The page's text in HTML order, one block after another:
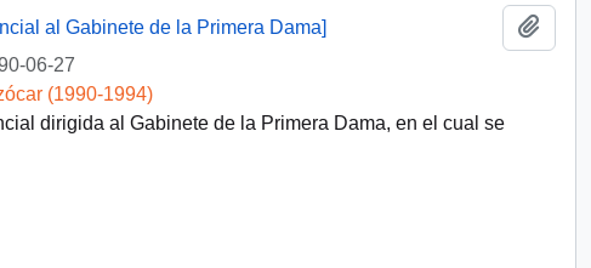
al Gabinete de la Primera Dama]
06-27
(1990-1994)
dirigida al Gabinete de la Primera Dama, en el cual se